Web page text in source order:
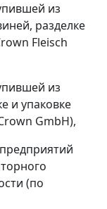
из
разделке
Fleisch
из
и упаковке
GmbH),
(по